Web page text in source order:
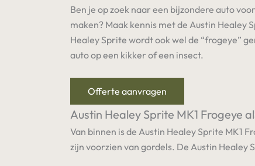
Ben je op zoek naar een bijzondere auto
maken? Maak kennis met de Austin Healey
Healey Sprite wordt ook wel de “frogeye”
auto op een kikker of een insect.
Offerte aanvragen
Austin Healey Sprite MK1 Frogeye
Van binnen is de Austin Healey Sprite MK1
zijn voorzien van gordels. De Austin